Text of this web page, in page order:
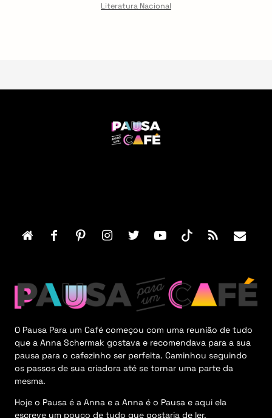
Literatura Nacional
u
O Pausa Para um Café começou com uma reunião de tudo
que a Anna Schermak gostava e recomendava para a sua
pausa para o cafezinho ser perfeita. Caminhou seguindo
os passos de sua criadora até se tornar uma parte da
mesma.
Hoje o Pausa é a Anna e a Anna é o Pausa e aqui ela
escreve um pouco de tudo que gostaria de ler.